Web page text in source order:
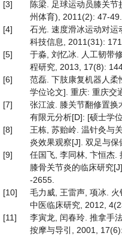
[3]
陈梁. 足球运动员膝关
州体育), 2011(2): 47-49.
[4]
石光. 速度滑冰运动对运
科技信息, 2011(31): 171.
[5]
于淼, 刘忆冰. 人工韧带
程研究, 2013, 17(8):
[6]
范磊. 下肢康复机器人柔
学位论文]. 重庆: 重庆交
[7]
张江波. 膝关节翻修置换
有限元分析[D]: [硕士学
[8]
王栋, 苏贻岭. 温针灸与
炎效果观察[J]. 双足与
[9]
任国飞, 李同林, 卞恒杰.
膝骨关节炎的临床研究
-2655.
[10]
毛力威, 王雷声, 项冰. 火
中医临床研究, 2012,
[11]
李寅龙, 闰春玲. 推拿手
按摩与导引, 2001,